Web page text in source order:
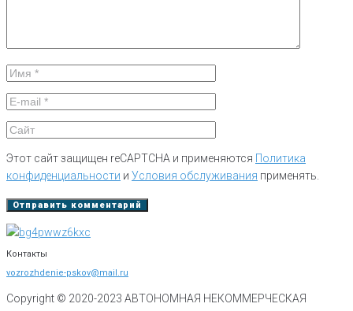
Этот сайт защищен reCAPTCHA и применяются Политика
конфиденциальности и Условия обслуживания применять.
Контакты
vozrozhdenie-pskov@mail.ru
Copyright © 2020-2023 АВТОНОМНАЯ НЕКОММЕРЧЕСКАЯ